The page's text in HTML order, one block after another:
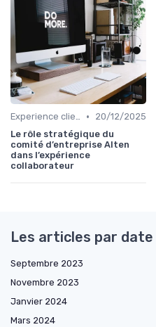
Experience client •
20/12/2025
Le rôle stratégique du
comité d’entreprise Alten
dans l’expérience
collaborateur
Les articles par date
Septembre 2023
Novembre 2023
Janvier 2024
Mars 2024